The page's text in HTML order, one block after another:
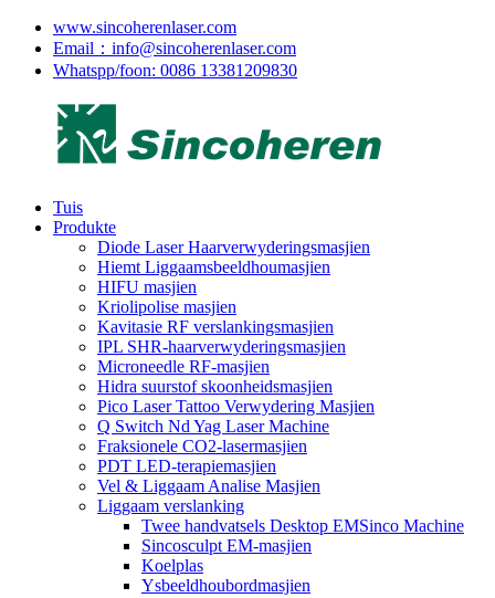
www.sincoherenlaser.com
Email：info@sincoherenlaser.com
Whatspp/foon: 0086 13381209830
Tuis
Produkte
Diode Laser Haarverwyderingsmasjien
Hiemt Liggaamsbeeldhoumasjien
HIFU masjien
Kriolipolise masjien
Kavitasie RF verslankingsmasjien
IPL SHR-haarverwyderingsmasjien
Microneedle RF-masjien
Hidra suurstof skoonheidsmasjien
Pico Laser Tattoo Verwydering Masjien
Q Switch Nd Yag Laser Machine
Fraksionele CO2-lasermasjien
PDT LED-terapiemasjien
Vel & Liggaam Analise Masjien
Liggaam verslanking
Twee handvatsels Desktop EMSinco Machine
Sincosculpt EM-masjien
Koelplas
Ysbeeldhoubordmasjien